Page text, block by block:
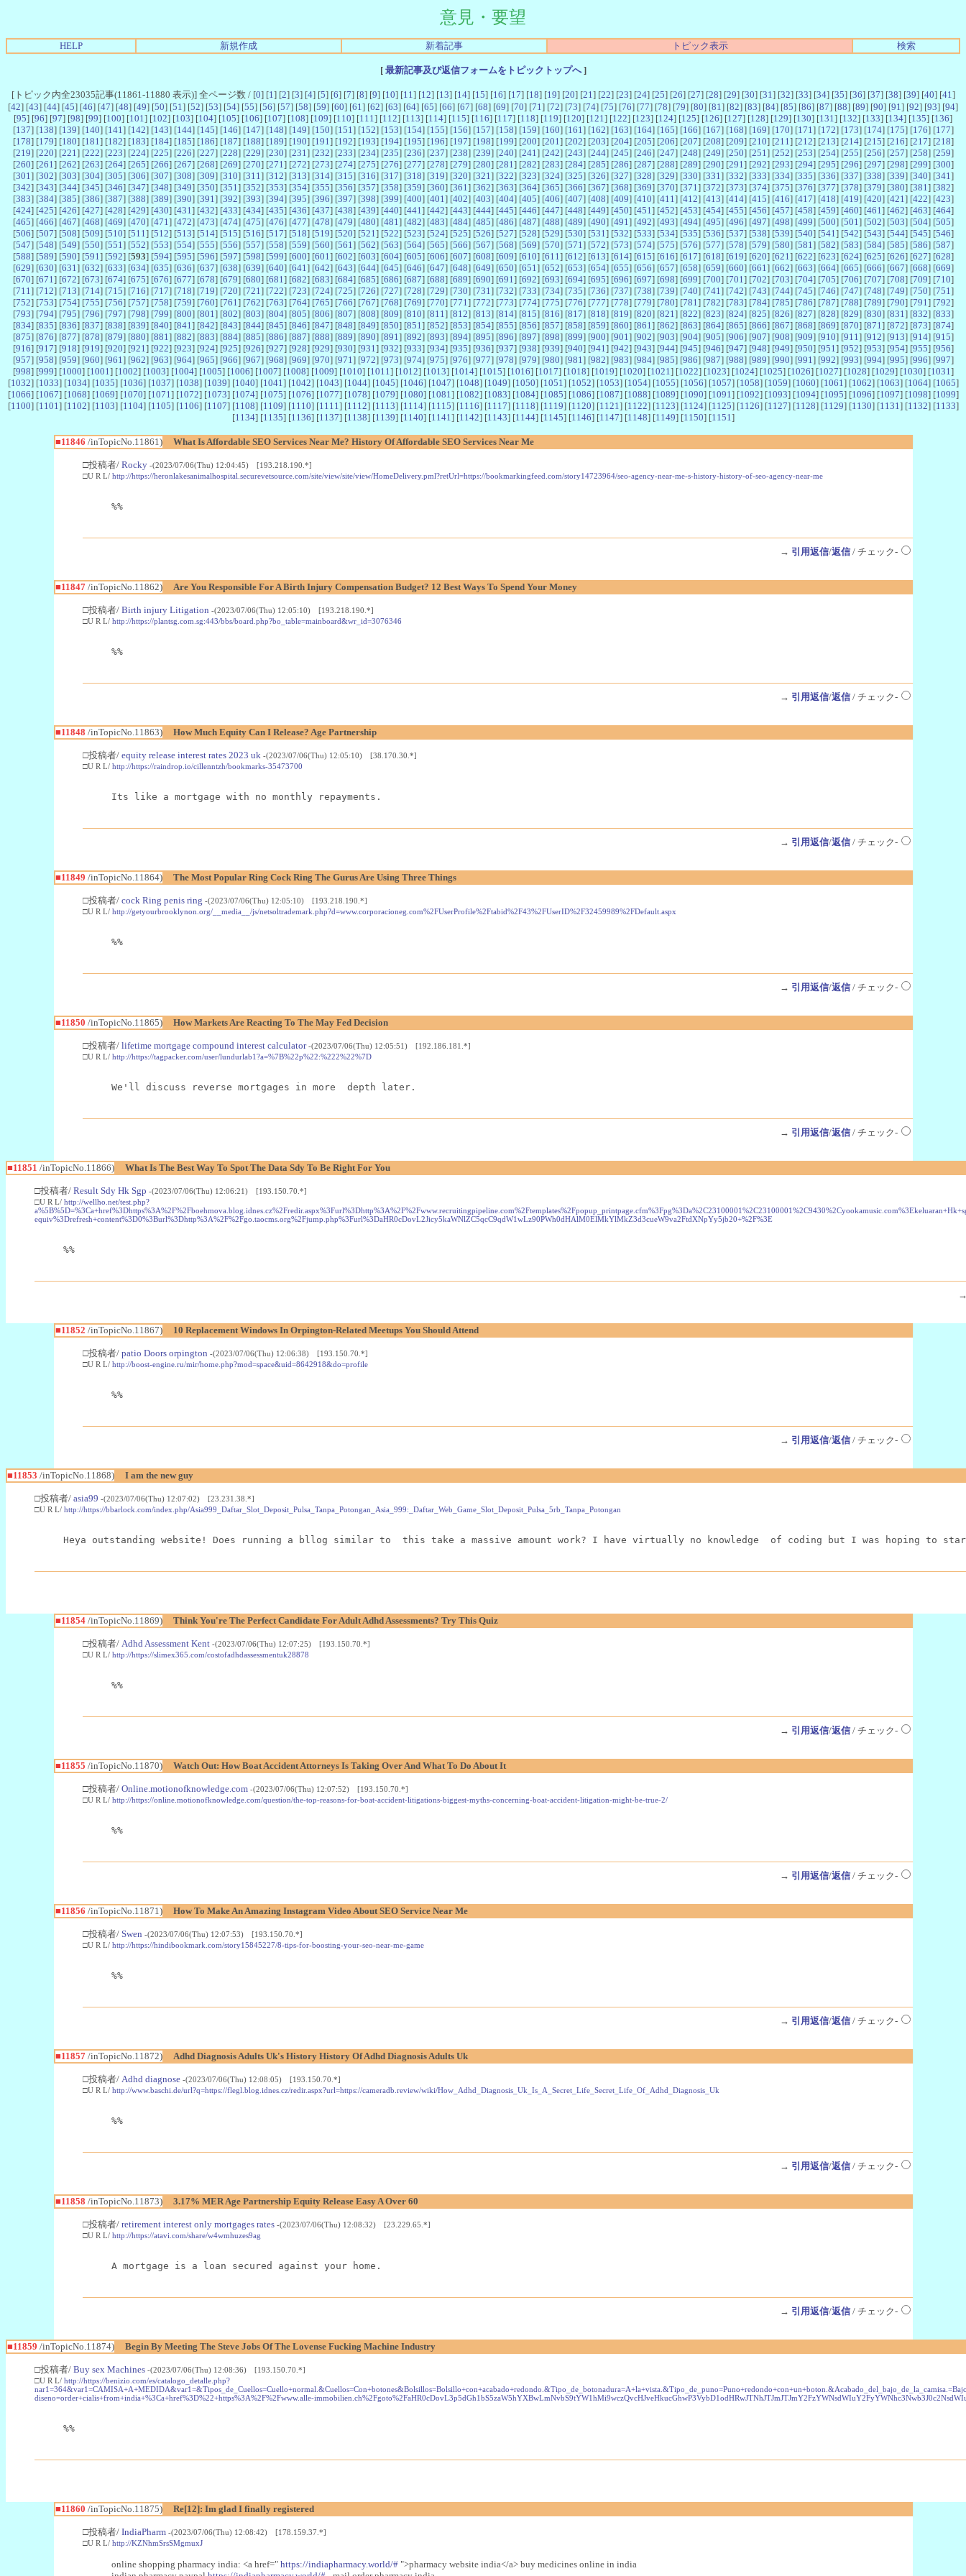
意見・要望
HELP 新規作成 新着記事 トピック表示 検索
[最新記事及び返信フォームをトピックトップへ]
[トピック内全23035記事(11861-11880 表示)] 全ページ数 / [0] [1 ] [2] [3] [4] [5] [6] [7] [8] [9] [10] [11 ] [12] [13] [14] [15] [16] [17] [18] [19] [20] [21 ] [22] [23] [24] [25] [26] [27] [28] [29] [30] [31 ] [32] [33] [34] [35] [36] [37] [38] [39] [40] [41 ]
[42] [43] [44] [45] [46] [47] [48] [49] [50] [51 ] [52] [53] [54] [55] [56] [57] [58] [59] [60] [61 ] [62] [63] [64] [65] [66] [67] [68] [69] [70] [71 ] [72] [73] [74] [75] [76] [77] [78] [79] [80] [81 ] [82] [83] [84] [85] [86] [87] [88] [89] [90] [91 ] [92] [93] [94]
[95] [96] [97] [98] [99] [100] [101 ] [102] [103] [104] [105] [106] [107] [108] [109] [110] [111 ] [112] [113] [114] [115] [116] [117] [118] [119] [120] [121 ] [122] [123] [124] [125] [126] [127] [128] [129] [130] [131 ] [132] [133] [134] [135] [136]
[137] [138] [139] [140] [141 ] [142] [143] [144] [145] [146] [147] [148] [149] [150] [151 ] [152] [153] [154] [155] [156] [157] [158] [159] [160] [161 ] [162] [163] [164] [165] [166] [167] [168] [169] [170] [171 ] [172] [173] [174] [175] [176] [177]
[178] [179] [180] [181 ] [182] [183] [184] [185] [186] [187] [188] [189] [190] [191 ] [192] [193] [194] [195] [196] [197] [198] [199] [200] [201 ] [202] [203] [204] [205] [206] [207] [208] [209] [210] [211 ] [212] [213] [214] [215] [216] [217] [218]
[219] [220] [221 ] [222] [223] [224] [225] [226] [227] [228] [229] [230] [231 ] [232] [233] [234] [235] [236] [237] [238] [239] [240] [241 ] [242] [243] [244] [245] [246] [247] [248] [249] [250] [251 ] [252] [253] [254] [255] [256] [257] [258] [259]
[260] [261 ] [262] [263] [264] [265] [266] [267] [268] [269] [270] [271 ] [272] [273] [274] [275] [276] [277] [278] [279] [280] [281 ] [282] [283] [284] [285] [286] [287] [288] [289] [290] [291 ] [292] [293] [294] [295] [296] [297] [298] [299] [300]
[301 ] [302] [303] [304] [305] [306] [307] [308] [309] [310] [311 ] [312] [313] [314] [315] [316] [317] [318] [319] [320] [321 ] [322] [323] [324] [325] [326] [327] [328] [329] [330] [331 ] [332] [333] [334] [335] [336] [337] [338] [339] [340] [341 ]
[342] [343] [344] [345] [346] [347] [348] [349] [350] [351 ] [352] [353] [354] [355] [356] [357] [358] [359] [360] [361 ] [362] [363] [364] [365] [366] [367] [368] [369] [370] [371 ] [372] [373] [374] [375] [376] [377] [378] [379] [380] [381 ] [382]
[383] [384] [385] [386] [387] [388] [389] [390] [391 ] [392] [393] [394] [395] [396] [397] [398] [399] [400] [401 ] [402] [403] [404] [405] [406] [407] [408] [409] [410] [411 ] [412] [413] [414] [415] [416] [417] [418] [419] [420] [421 ] [422] [423]
[424] [425] [426] [427] [428] [429] [430] [431 ] [432] [433] [434] [435] [436] [437] [438] [439] [440] [441 ] [442] [443] [444] [445] [446] [447] [448] [449] [450] [451 ] [452] [453] [454] [455] [456] [457] [458] [459] [460] [461 ] [462] [463] [464]
[465] [466] [467] [468] [469] [470] [471 ] [472] [473] [474] [475] [476] [477] [478] [479] [480] [481 ] [482] [483] [484] [485] [486] [487] [488] [489] [490] [491 ] [492] [493] [494] [495] [496] [497] [498] [499] [500] [501 ] [502] [503] [504] [505]
[506] [507] [508] [509] [510] [511 ] [512] [513] [514] [515] [516] [517] [518] [519] [520] [521 ] [522] [523] [524] [525] [526] [527] [528] [529] [530] [531 ] [532] [533] [534] [535] [536] [537] [538] [539] [540] [541 ] [542] [543] [544] [545] [546]
[547] [548] [549] [550] [551 ] [552] [553] [554] [555] [556] [557] [558] [559] [560] [561 ] [562] [563] [564] [565] [566] [567] [568] [569] [570] [571 ] [572] [573] [574] [575] [576] [577] [578] [579] [580] [581 ] [582] [583] [584] [585] [586] [587]
[588] [589] [590] [591 ] [592] [593] [594] [595] [596] [597] [598] [599] [600] [601 ] [602] [603] [604] [605] [606] [607] [608] [609] [610] [611 ] [612] [613] [614] [615] [616] [617] [618] [619] [620] [621 ] [622] [623] [624] [625] [626] [627] [628]
[629] [630] [631 ] [632] [633] [634] [635] [636] [637] [638] [639] [640] [641 ] [642] [643] [644] [645] [646] [647] [648] [649] [650] [651 ] [652] [653] [654] [655] [656] [657] [658] [659] [660] [661 ] [662] [663] [664] [665] [666] [667] [668] [669]
[670] [671 ] [672] [673] [674] [675] [676] [677] [678] [679] [680] [681 ] [682] [683] [684] [685] [686] [687] [688] [689] [690] [691 ] [692] [693] [694] [695] [696] [697] [698] [699] [700] [701 ] [702] [703] [704] [705] [706] [707] [708] [709] [710]
[711 ] [712] [713] [714] [715] [716] [717] [718] [719] [720] [721 ] [722] [723] [724] [725] [726] [727] [728] [729] [730] [731 ] [732] [733] [734] [735] [736] [737] [738] [739] [740] [741 ] [742] [743] [744] [745] [746] [747] [748] [749] [750] [751 ]
[752] [753] [754] [755] [756] [757] [758] [759] [760] [761 ] [762] [763] [764] [765] [766] [767] [768] [769] [770] [771 ] [772] [773] [774] [775] [776] [777] [778] [779] [780] [781 ] [782] [783] [784] [785] [786] [787] [788] [789] [790] [791 ] [792]
[793] [794] [795] [796] [797] [798] [799] [800] [801 ] [802] [803] [804] [805] [806] [807] [808] [809] [810] [811 ] [812] [813] [814] [815] [816] [817] [818] [819] [820] [821 ] [822] [823] [824] [825] [826] [827] [828] [829] [830] [831 ] [832] [833]
[834] [835] [836] [837] [838] [839] [840] [841 ] [842] [843] [844] [845] [846] [847] [848] [849] [850] [851 ] [852] [853] [854] [855] [856] [857] [858] [859] [860] [861 ] [862] [863] [864] [865] [866] [867] [868] [869] [870] [871 ] [872] [873] [874]
[875] [876] [877] [878] [879] [880] [881 ] [882] [883] [884] [885] [886] [887] [888] [889] [890] [891 ] [892] [893] [894] [895] [896] [897] [898] [899] [900] [901 ] [902] [903] [904] [905] [906] [907] [908] [909] [910] [911 ] [912] [913] [914] [915]
[916] [917] [918] [919] [920] [921 ] [922] [923] [924] [925] [926] [927] [928] [929] [930] [931 ] [932] [933] [934] [935] [936] [937] [938] [939] [940] [941 ] [942] [943] [944] [945] [946] [947] [948] [949] [950] [951 ] [952] [953] [954] [955] [956]
[957] [958] [959] [960] [961 ] [962] [963] [964] [965] [966] [967] [968] [969] [970] [971 ] [972] [973] [974] [975] [976] [977] [978] [979] [980] [981 ] [982] [983] [984] [985] [986] [987] [988] [989] [990] [991 ] [992] [993] [994] [995] [996] [997]
[998] [999] [1000] [1001 ] [1002] [1003] [1004] [1005] [1006] [1007] [1008] [1009] [1010] [1011 ] [1012] [1013] [1014] [1015] [1016] [1017] [1018] [1019] [1020] [1021 ] [1022] [1023] [1024] [1025] [1026] [1027] [1028] [1029] [1030] [1031 ]
[1032] [1033] [1034] [1035] [1036] [1037] [1038] [1039] [1040] [1041 ] [1042] [1043] [1044] [1045] [1046] [1047] [1048] [1049] [1050] [1051 ] [1052] [1053] [1054] [1055] [1056] [1057] [1058] [1059] [1060] [1061 ] [1062] [1063] [1064] [1065]
[1066] [1067] [1068] [1069] [1070] [1071 ] [1072] [1073] [1074] [1075] [1076] [1077] [1078] [1079] [1080] [1081 ] [1082] [1083] [1084] [1085] [1086] [1087] [1088] [1089] [1090] [1091 ] [1092] [1093] [1094] [1095] [1096] [1097] [1098] [1099]
[1100] [1101 ] [1102] [1103] [1104] [1105] [1106] [1107] [1108] [1109] [1110] [1111 ] [1112] [1113] [1114] [1115] [1116] [1117] [1118] [1119] [1120] [1121 ] [1122] [1123] [1124] [1125] [1126] [1127] [1128] [1129] [1130] [1131 ] [1132] [1133]
[1134] [1135] [1136] [1137] [1138] [1139] [1140] [1141 ] [1142] [1143] [1144] [1145] [1146] [1147] [1148] [1149] [1150] [1151 ]
■11846 /inTopicNo.11861) What Is Affordable SEO Services Near Me? History Of Affordable SEO Services Near Me
□投稿者/ Rocky -(2023/07/06(Thu) 12:04:45) [193.218.190.*]
□U R L/ http://https://heronlakesanimalhospital.securevetsource.com/site/view/site/view/HomeDelivery.pml?retUrl=https://bookmarkingfeed.com/story14723964/seo-agency-near-me-s-history-history-of-seo-agency-near-me
%%
→ 引用返信/返信/ チェック-
■11847/inTopicNo.11862) Are You Responsible For A Birth Injury Compensation Budget? 12 Best Ways To Spend Your Money
□投稿者/ Birth injury Litigation -(2023/07/06(Thu) 12:05:10) [193.218.190.*]
□U R L/ http://https://plantsg.com.sg:443/bbs/board.php?bo_table=mainboard&wr_id=3076346
%%
→ 引用返信/返信/ チェック-
■11848 /inTopicNo.11863) How Much Equity Can I Release? Age Partnership
□投稿者/ equity release interest rates 2023 uk -(2023/07/06(Thu) 12:05:10) [38.170.30.*]
□U R L/ http://https://raindrop.io/cillenntzh/bookmarks-35473700
Its like a mortgage with no monthly repayments.
→ 引用返信/返信/ チェック-
■11849 /inTopicNo.11864) The Most Popular Ring Cock Ring The Gurus Are Using Three Things
□投稿者/ cock Ring penis ring -(2023/07/06(Thu) 12:05:10) [193.218.190.*]
□U R L/ http://getyourbrooklynon.org/__media__/js/netsoltrademark.php?d=www.corporacioneg.com%2FUserProfile%2Ftabid%2F43%2FUserID%2F32459989%2FDefault.aspx
%%
→ 引用返信/返信/ チェック-
■11850 /inTopicNo.11865) How Markets Are Reacting To The May Fed Decision
□投稿者/ lifetime mortgage compound interest calculator -(2023/07/06(Thu) 12:05:51) [192.186.181.*]
□U R L/ http://https://tagpacker.com/user/lundurlab1?a=%7B%22p%22:%222%22%7D
We'll discuss reverse mortgages in more  depth later.
→ 引用返信/返信/ チェック-
■11851 /inTopicNo.11866) What Is The Best Way To Spot The Data Sdy To Be Right For You
□投稿者/ Result Sdy Hk Sgp -(2023/07/06(Thu) 12:06:21) [193.150.70.*]
□U R L/ http://wellho.net/test.php?
equiv%3Drefresh+content%3D0%3Burl%3Dhttp%3A%2F%2Fgo.taocms.org%2Fjump.php%3Furl%3DaHR0cDovL2Jicy5kaWNlZC5qcC9qdW1wLz90PWh0dHAlM0ElMkYlMkZ3d3cueW9va2FtdXNpYy5jb20+%2F%3E
%%
■11852 /inTopicNo.11867) 10 Replacement Windows In Orpington-Related Meetups You Should Attend
□投稿者/ patio Doors orpington -(2023/07/06(Thu) 12:06:38) [193.150.70.*]
□U R L/ http://boost-engine.ru/mir/home.php?mod=space&uid=8642918&do=profile
%%
→ 引用返信/返信/ チェック-
■11853 /inTopicNo.11868) I am the new guy
□投稿者/ asia99 -(2023/07/06(Thu) 12:07:02) [23.231.38.*]
□U R L/ http://https://bbarlock.com/index.php/Asia999_Daftar_Slot_Deposit_Pulsa_Tanpa_Potongan_Asia_999:_Daftar_Web_Game_Slot_Deposit_Pulsa_5rb_Tanpa_Potongan
Heya outstanding website! Does running a bllog similar to  this take a massive amount work? I have virtually no knowledge  of coding but I was hoping to
■11854/inTopicNo.11869) Think You're The Perfect Candidate For Adult Adhd Assessments? Try This Quiz
□投稿者/ Adhd Assessment Kent -(2023/07/06(Thu) 12:07:25) [193.150.70.*]
□U R L/ http://https://slimex365.com/costofadhdassessmentuk28878
%%
→ 引用返信/返信/ チェック-
■11855 /inTopicNo.11870) Watch Out: How Boat Accident Attorneys Is Taking Over And What To Do About It
□投稿者/ Online.motionofknowledge.com -(2023/07/06(Thu) 12:07:52) [193.150.70.*]
□U R L/ http://https://online.motionofknowledge.com/question/the-top-reasons-for-boat-accident-litigations-biggest-myths-concerning-boat-accident-litigation-might-be-true-2/
%%
→ 引用返信/返信/ チェック-
■11856 /inTopicNo.11871) How To Make An Amazing Instagram Video About SEO Service Near Me
□投稿者/ Swen -(2023/07/06(Thu) 12:07:53) [193.150.70.*]
□U R L/ http://https://hindibookmark.com/story15845227/8-tips-for-boosting-your-seo-near-me-game
%%
→ 引用返信/返信/ チェック-
■11857/inTopicNo.11872) Adhd Diagnosis Adults Uk's History History Of Adhd Diagnosis Adults Uk
□投稿者/ Adhd diagnose -(2023/07/06(Thu) 12:08:05) [193.150.70.*]
□U R L/ http://www.baschi.de/url?q=https://flegl.blog.idnes.cz/redir.aspx?url=https://cameradb.review/wiki/How_Adhd_Diagnosis_Uk_Is_A_Secret_Life_Secret_Life_Of_Adhd_Diagnosis_Uk
%%
→ 引用返信/返信/ チェック-
■11858 /inTopicNo.11873) 3.17% MER Age Partnership Equity Release Easy A Over 60
□投稿者/ retirement interest only mortgages rates -(2023/07/06(Thu) 12:08:32) [23.229.65.*]
□U R L/ http://https://atavi.com/share/w4wmhuzes9ag
A mortgage is a loan secured against your home.
→ 引用返信/返信/ チェック-
■11859 /inTopicNo.11874) Begin By Meeting The Steve Jobs Of The Lovense Fucking Machine Industry
□投稿者/ Buy sex Machines -(2023/07/06(Thu) 12:08:36) [193.150.70.*]
□U R L/ http://https://benizio.com/es/catalogo_detalle.php?
diseno=order+cialis+from+india+%3Ca+href%3D%22+https%3A%2F%2Fwww.alle-
%%
■11860 /inTopicNo.11875) Re[12]: Im glad I finally registered
□投稿者/ IndiaPharm -(2023/07/06(Thu) 12:08:42) [178.159.37.*]
□U R L/ http://KZNhmSrsSMgmuxJ
online shopping pharmacy india: <a href=" https://indiapharmacy.world/#">pharmacy website india</a> buy medicines online in india